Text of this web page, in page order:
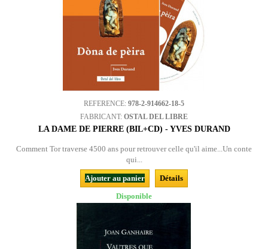
REFERENCE: 978-2-914662-18-5
FABRICANT: OSTAL DEL LIBRE
LA DAME DE PIERRE (BIL+CD) - YVES DURAND
Comment Tor traverse 4500 ans pour retrouver celle qu'il aime...Un conte
qui...
Ajouter au panier
Détails
Disponible